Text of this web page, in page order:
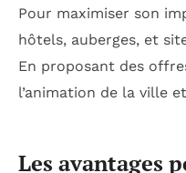
Pour maximiser son
hôtels, auberges, et
En proposant des
l’animation de la ville
Les avantages